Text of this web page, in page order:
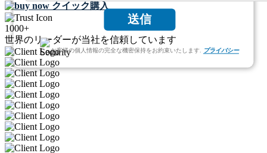
クイック購入
1000+
世界のリーダーが当社を信頼しています
送信
お客様の個人情報の完全な機密保持をお約束いたします. プライバシー